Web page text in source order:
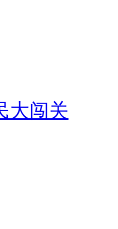
大闯关